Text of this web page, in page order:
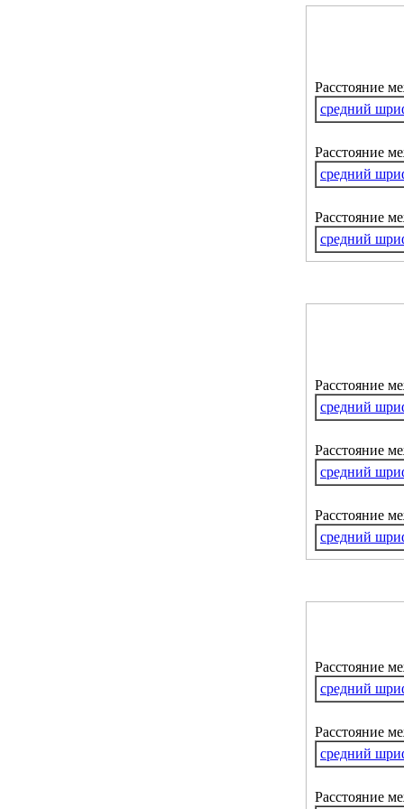
Расстояние
средний
Расстояние
средний
Расстояние
средний
Расстояние
средний
Расстояние
средний
Расстояние
средний
Расстояние
средний
Расстояние
средний
Расстояние